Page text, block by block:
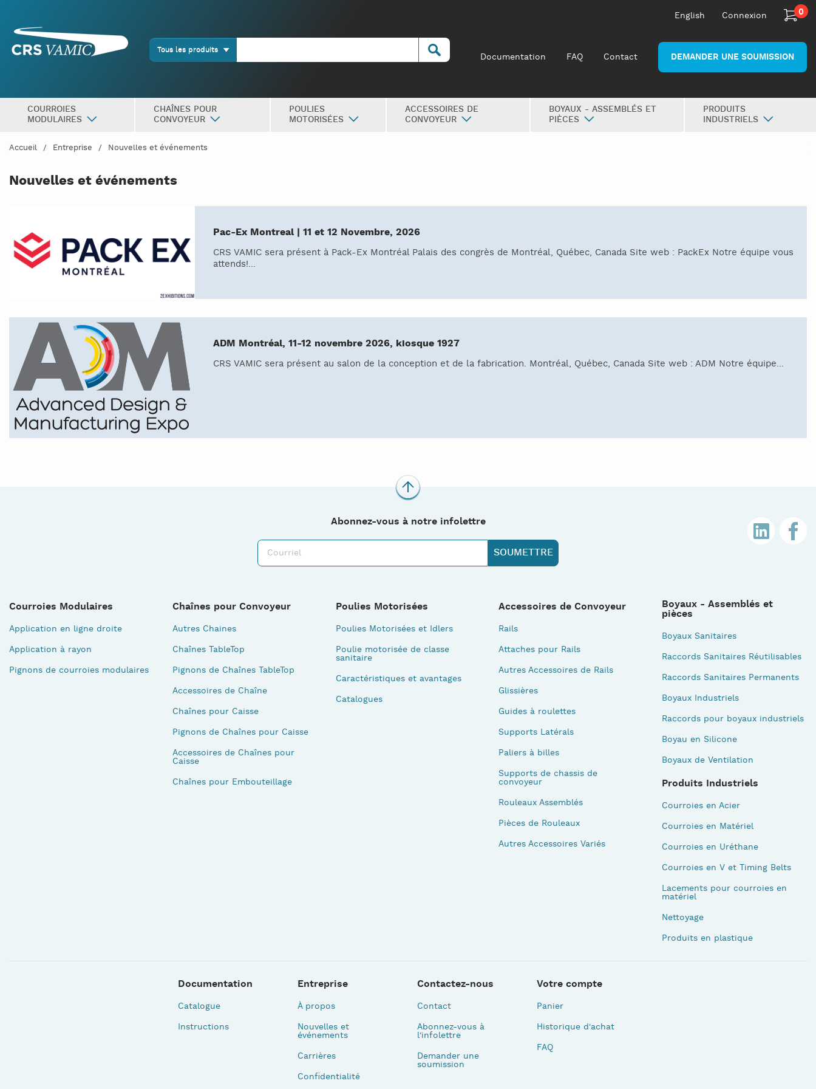
English Connexion 0
Documentation FAQ Contact DEMANDER UNE SOUMISSION
Tous les produits
COURROIES
MODULAIRES
CHAÎNES POUR
CONVOYEUR
POULIES
MOTORISÉES
ACCESSOIRES DE
CONVOYEUR
BOYAUX - ASSEMBLÉS ET
PIÈCES
PRODUITS
INDUSTRIELS
Accueil Entreprise Nouvelles et événements
Nouvelles et événements
Pac-Ex Montreal | 11 et 12 Novembre, 2026
CRS VAMIC sera présent à Pack-Ex Montréal Palais des congrès de Montréal, Québec, Canada Site web : PackEx Notre équipe vous
attends!...
ADM Montréal, 11-12 novembre 2026, kiosque 1927
CRS VAMIC sera présent au salon de la conception et de la fabrication. Montréal, Québec, Canada Site web : ADM Notre équipe...
Abonnez-vous à notre infolettre
Courroies Modulaires
Application en ligne droite
Application à rayon
Pignons de courroies modulaires
Chaînes pour Convoyeur
Autres Chaines
Chaînes TableTop
Pignons de Chaînes TableTop
Accessoires de Chaîne
Chaînes pour Caisse
Pignons de Chaînes pour Caisse
Accessoires de Chaînes pour
Caisse
Chaînes pour Embouteillage
Poulies Motorisées
Poulies Motorisées et Idlers
Poulie motorisée de classe
sanitaire
Caractéristiques et avantages
Catalogues
Accessoires de Convoyeur
Rails
Attaches pour Rails
Autres Accessoires de Rails
Glissières
Guides à roulettes
Supports Latérals
Paliers à billes
Supports de chassis de
convoyeur
Rouleaux Assemblés
Pièces de Rouleaux
Autres Accessoires Variés
Boyaux - Assemblés et
pièces
Boyaux Sanitaires
Raccords Sanitaires Réutilisables
Raccords Sanitaires Permanents
Boyaux Industriels
Raccords pour boyaux industriels
Boyau en Silicone
Boyaux de Ventilation
Produits Industriels
Courroies en Acier
Courroies en Matériel
Courroies en Uréthane
Courroies en V et Timing Belts
Lacements pour courroies en
matériel
Nettoyage
Produits en plastique
Documentation
Catalogue
Instructions
Entreprise
À propos
Nouvelles et
événements
Carrières
Confidentialité
Contactez-nous
Contact
Abonnez-vous à
l'infolettre
Demander une
soumission
Votre compte
Panier
Historique d'achat
FAQ